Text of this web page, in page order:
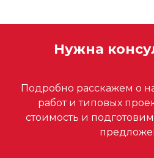
Нужна
Подробно расскажем о
работ и типовых
стоимость и